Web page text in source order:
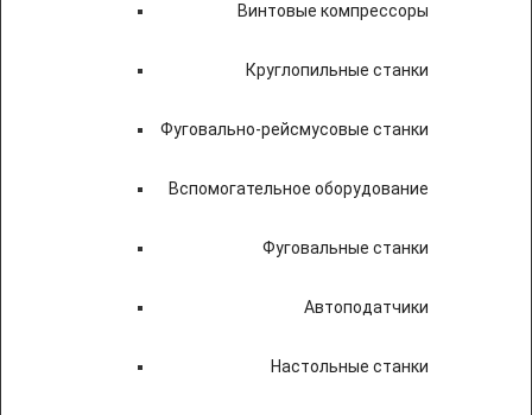
Винтовые компрессоры
Круглопильные станки
Фуговально-рейсмусовые станки
Вспомогательное оборудование
Фуговальные станки
Автоподатчики
Настольные станки